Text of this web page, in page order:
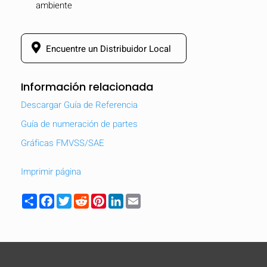
ambiente
Encuentre un Distribuidor Local
Información relacionada
Descargar Guía de Referencia
Guía de numeración de partes
Gráficas FMVSS/SAE
Imprimir página
ShareFacebook
TwitterRedditPinterest
LinkedIn